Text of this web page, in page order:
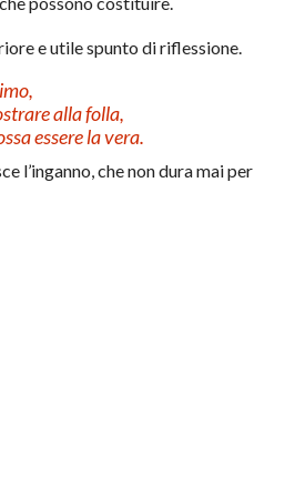
e utile spunto di riflessione.
alla folla,
essere la vera.
l’inganno, che non dura mai per